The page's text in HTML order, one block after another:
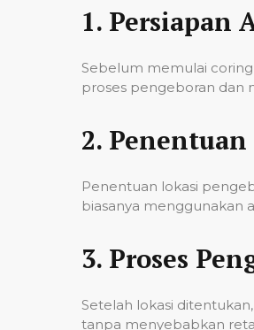
1. Persiapan
Sebelum memulai
proses pengeboran dan
2. Penentuan
Penentuan lokasi
biasanya menggunakan
3. Proses
Setelah lokasi
tanpa menyebabkan